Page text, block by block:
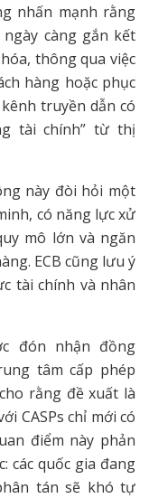
nhấn mạnh rằng
càng gắn kết
thông qua việc
hàng hoặc phục
truyền dẫn có
tài chính” từ thị
này đòi hỏi một
có năng lực xử
mô lớn và ngăn
ECB cũng lưu ý
tài chính và nhân
đón nhận đồng
tâm cấp phép
rằng đề xuất là
CASPs chỉ mới có
điểm này phản
các quốc gia đang
tán sẽ khó tự